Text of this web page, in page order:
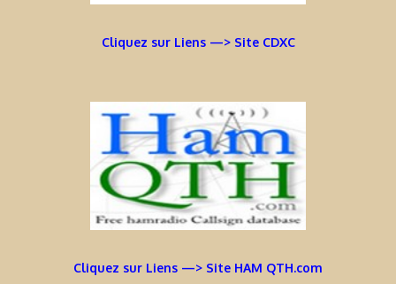
Cliquez sur Liens —> Site CDXC
Cliquez sur Liens —> Site HAM QTH.com